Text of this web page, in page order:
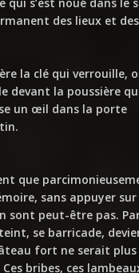
des lieux et
la clé qui verrouille,
devant la poussière
un œil dans la porte
que
sans appuyer sur
sont peut-être pas.
se barricade,
fort ne serait
bribes, ces